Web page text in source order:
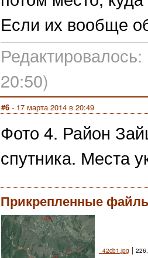
Если их вообще
20:50)
#6 - 17 марта 2014 в 20:49
Фото 4. Район
спутника. Места
Прикрепленные
_42cb1.jpg |